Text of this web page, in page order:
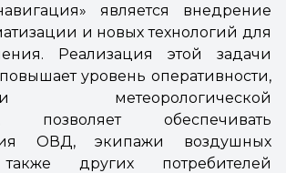
является внедрение
и новых технологий для
Реализация этой задачи
уровень оперативности,
метеорологической
позволяет обеспечивать
ОВД, экипажи воздушных
других потребителей